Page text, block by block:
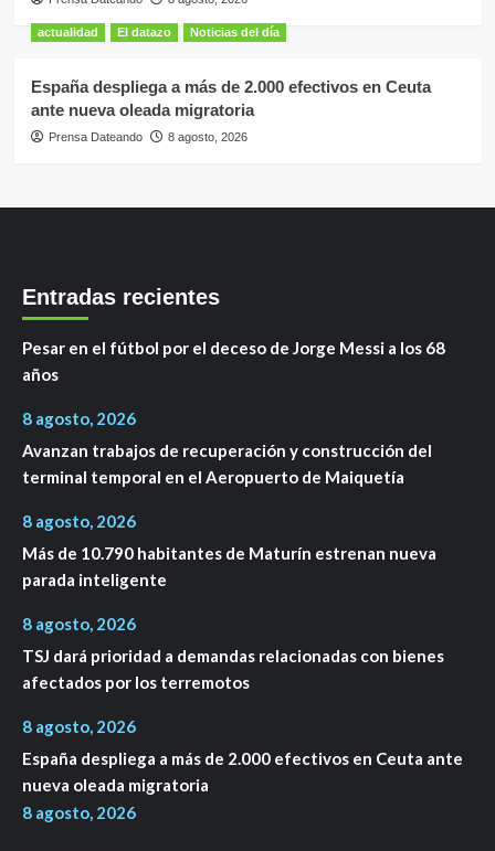
actualidad El datazo Noticias del día
España despliega a más de 2.000 efectivos en Ceuta
ante nueva oleada migratoria
Prensa Dateando 8 agosto, 2026
Entradas recientes
Pesar en el fútbol por el deceso de Jorge Messi a los 68
años
8 agosto, 2026
Avanzan trabajos de recuperación y construcción del
terminal temporal en el Aeropuerto de Maiquetía
8 agosto, 2026
Más de 10.790 habitantes de Maturín estrenan nueva
parada inteligente
8 agosto, 2026
TSJ dará prioridad a demandas relacionadas con bienes
afectados por los terremotos
8 agosto, 2026
España despliega a más de 2.000 efectivos en Ceuta ante
nueva oleada migratoria
8 agosto, 2026